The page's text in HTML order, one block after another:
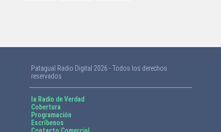
Patagual Radio Digital 2026 - Todos los derechos
reservados
la Radio de Verdad
Cobertura
Programación
Escríbenos
Contacto Comercial